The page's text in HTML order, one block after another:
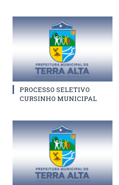
PROCESSO SELETIVO
CURSINHO MUNICIPAL